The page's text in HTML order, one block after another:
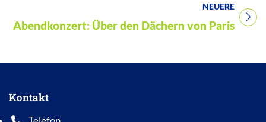
NEUERE
Titel für Veranstaltung
Abendkonzert: Über den Dächern von Paris
Kontakt